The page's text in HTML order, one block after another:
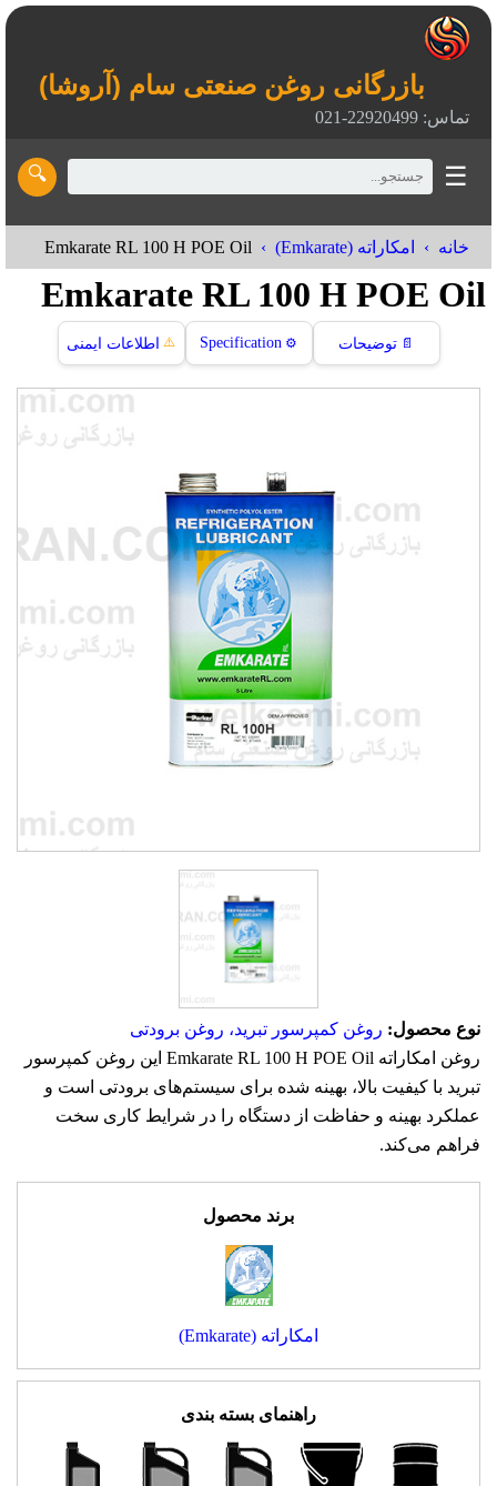
بازرگانی روغن صنعتی سام (آروشا)
تماس: 22920499-021
☰
🔍
خانه امکاراته (Emkarate) Emkarate RL 100 H POE Oil
Emkarate RL 100 H POE Oil
📄 توضیحات ⚙️
Specification
⚠️ اطلاعات ایمنی
نوع محصول: روغن کمپرسور تبرید، روغن برودتی
روغن امکاراته Emkarate RL 100 H POE Oil این روغن کمپرسور
تبرید با کیفیت بالا، بهینه شده برای سیستم‌های برودتی است و
عملکرد بهینه و حفاظت از دستگاه را در شرایط کاری سخت
فراهم می‌کند.
برند محصول
امکاراته (Emkarate)
راهنمای بسته بندی